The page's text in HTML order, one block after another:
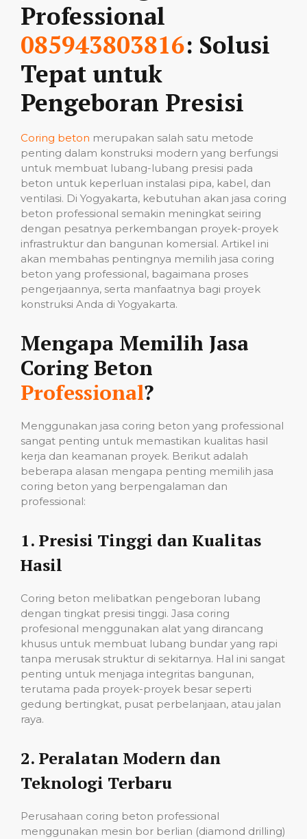
Professional
085943803816: Solusi
Tepat untuk
Pengeboran Presisi
Coring beton merupakan salah satu metode
penting dalam konstruksi modern yang berfungsi
untuk membuat lubang-lubang presisi pada
beton untuk keperluan instalasi pipa, kabel, dan
ventilasi. Di Yogyakarta, kebutuhan akan jasa coring
beton professional semakin meningkat seiring
dengan pesatnya perkembangan proyek-proyek
infrastruktur dan bangunan komersial. Artikel ini
akan membahas pentingnya memilih jasa coring
beton yang professional, bagaimana proses
pengerjaannya, serta manfaatnya bagi proyek
konstruksi Anda di Yogyakarta.
Mengapa Memilih Jasa
Coring Beton
Professional?
Menggunakan jasa coring beton yang professional
sangat penting untuk memastikan kualitas hasil
kerja dan keamanan proyek. Berikut adalah
beberapa alasan mengapa penting memilih jasa
coring beton yang berpengalaman dan
professional:
1. Presisi Tinggi dan Kualitas
Hasil
Coring beton melibatkan pengeboran lubang
dengan tingkat presisi tinggi. Jasa coring
profesional menggunakan alat yang dirancang
khusus untuk membuat lubang bundar yang rapi
tanpa merusak struktur di sekitarnya. Hal ini sangat
penting untuk menjaga integritas bangunan,
terutama pada proyek-proyek besar seperti
gedung bertingkat, pusat perbelanjaan, atau jalan
raya.
2. Peralatan Modern dan
Teknologi Terbaru
Perusahaan coring beton professional
menggunakan mesin bor berlian (diamond drilling)